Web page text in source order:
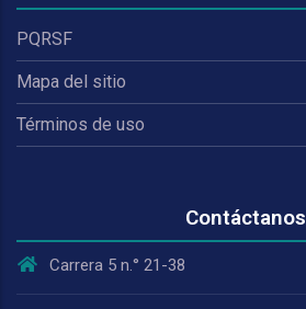
PQRSF
Mapa del sitio
Términos de uso
Contáctanos
Carrera 5 n.° 21-38